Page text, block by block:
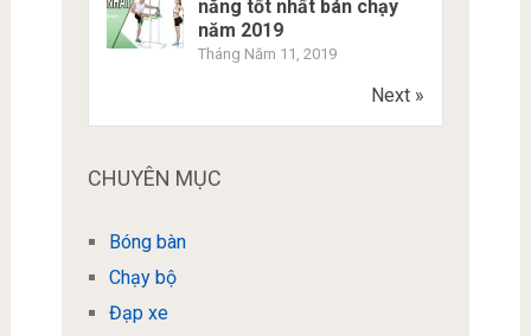
năng tốt nhất bán chạy
năm 2019
Tháng Năm 11, 2019
Next »
CHUYÊN MỤC
Bóng bàn
Chạy bộ
Đạp xe